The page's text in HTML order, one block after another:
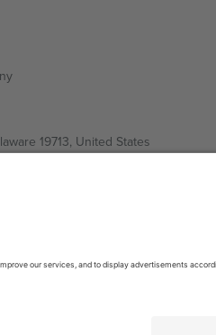
19713, United States
Sofia, Bulgaria
06700 Ciudad de México,